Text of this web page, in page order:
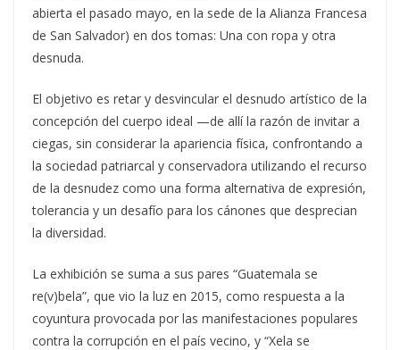
abierta el pasado mayo, en la sede de la Alianza Francesa
de San Salvador) en dos tomas: Una con ropa y otra
desnuda.
El objetivo es retar y desvincular el desnudo artístico de la
concepción del cuerpo ideal —de allí la razón de invitar a
ciegas, sin considerar la apariencia física, confrontando a
la sociedad patriarcal y conservadora utilizando el recurso
de la desnudez como una forma alternativa de expresión,
tolerancia y un desafío para los cánones que desprecian
la diversidad.
La exhibición se suma a sus pares “Guatemala se
re(v)bela”, que vio la luz en 2015, como respuesta a la
coyuntura provocada por las manifestaciones populares
contra la corrupción en el país vecino, y “Xela se